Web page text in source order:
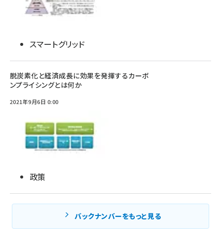
スマートグリッド
脱炭素化と経済成長に効果を発揮するカーボ
ンプライシングとは何か
2021年9月6日 0:00
政策
バックナンバーをもっと見る